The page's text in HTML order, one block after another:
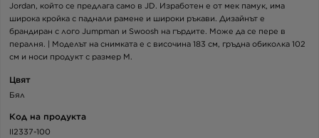
Jordan, който се предлага само в JD. Изработен е от мек памук, има
широка кройка с паднали рамене и широки ръкави. Дизайнът е
брандиран с лого Jumpman и Swoosh на гърдите. Може да се пере в
пералня. | Моделът на снимката е с височина 183 см, гръдна обиколка 102
см и носи продукт с размер M.
Цвят
Бял
Код на продукта
II2337-100